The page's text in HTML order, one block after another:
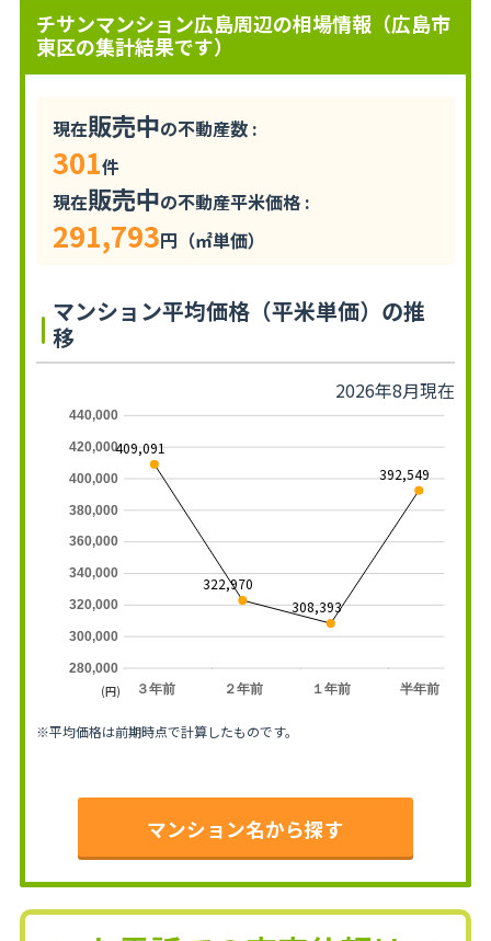
チサンマンション広島周辺の相場情報（広島市
東区の集計結果です）
現在販売中の不動産数 :
301件
現在販売中の不動産平米価格 :
291,793円（㎡単価）
マンション平均価格（平米単価）の推
移
2026年8月現在
３年前 ２年前 １年前 半年前
280,000
300,000
320,000
340,000
360,000
380,000
400,000
420,000
440,000
409,091
322,970
308,393
392,549
(円)
※平均価格は前期時点で計算したものです。
マンション名から探す